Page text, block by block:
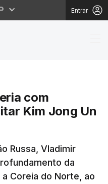
Entrar
com
Kim Jong Un
Russa, Vladimir
da
Coreia do Norte, ao